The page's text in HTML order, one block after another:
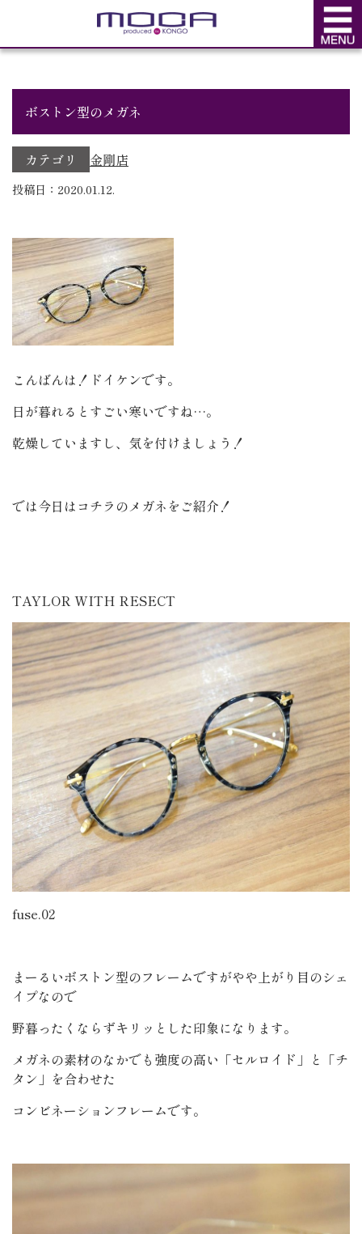
BLOG
ボストン型のメガネ
カテゴリ 金剛店
投稿日：2020.01.12.
こんばんは！ドイケンです。
日が暮れるとすごい寒いですね…。
乾燥していますし、気を付けましょう！
では今日はコチラのメガネをご紹介！
TAYLOR WITH RESECT
fuse.02
まーるいボストン型のフレームですがやや上がり目のシェ
イプなので
野暮ったくならずキリッとした印象になります。
メガネの素材のなかでも強度の高い「セルロイド」と「チ
タン」を合わせた
コンビネーションフレームです。